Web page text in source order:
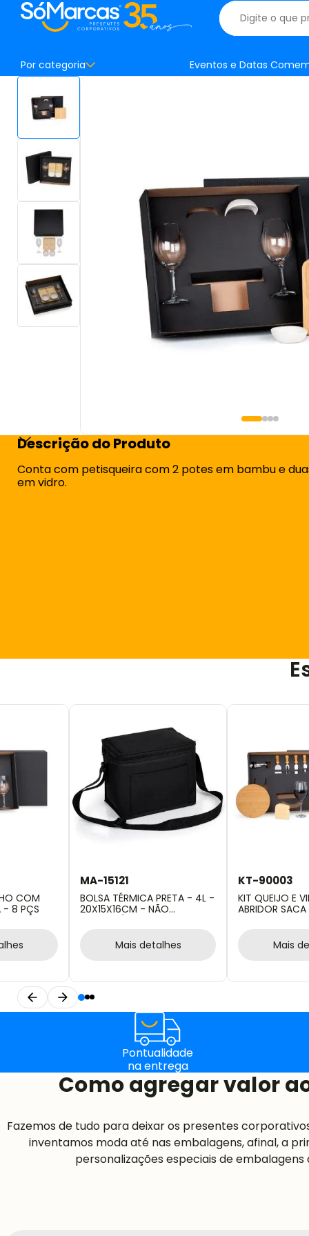
Por categoria Eventos e Datas
Descrição do Produto
Conta com petisqueira com 2 potes em bambu e
em vidro.
COM
- 8 PÇS
MA-15121
BOLSA TÉRMICA PRETA - 4L -
20X15X16CM - NÃO
IMPERMEÁVEL
Mais detalhes
KT-90003
KIT QUEIJO E
ABRIDOR
Mais
Pontualidade
na entrega
Como agregar valor
Fazemos de tudo para deixar os presentes
inventamos moda até nas embalagens, afinal, a
personalizações especiais de